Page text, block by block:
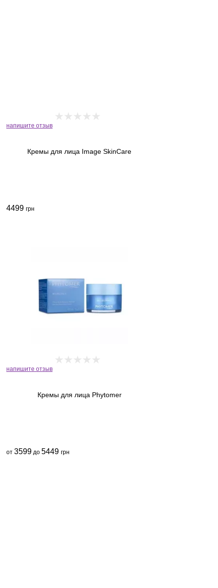
напишите отзыв
Кремы для лица Image SkinCare
4499 грн
напишите отзыв
Кремы для лица Phytomer
от 3599 до 5449 грн